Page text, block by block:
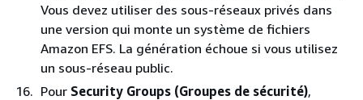
Vous devez utiliser des sous-réseaux privés dans
une version qui monte un système de fichiers
Amazon EFS. La génération échoue si vous utilisez
un sous-réseau public.
Pour Security Groups (Groupes de sécurité),